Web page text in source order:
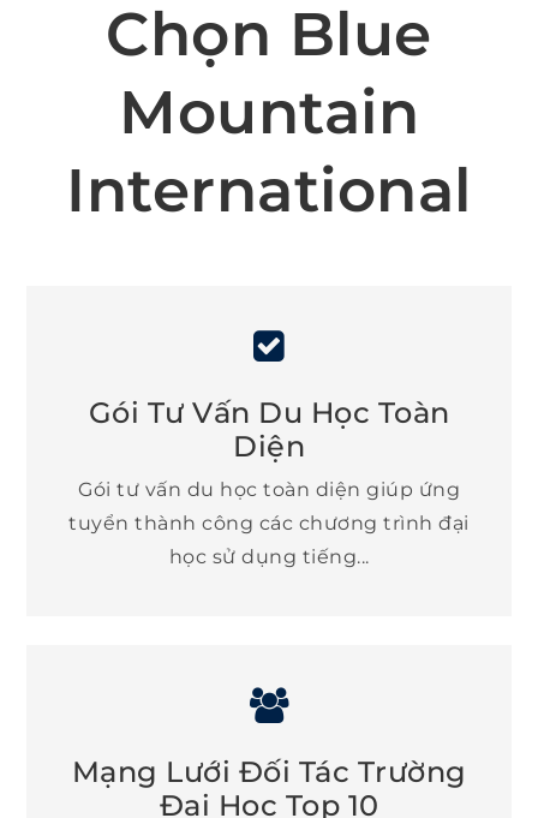
Chọn Blue
Mountain
International
Gói Tư Vấn Du Học Toàn
Diện
Gói tư vấn du học toàn diện giúp ứng
tuyển thành công các chương trình đại
học sử dụng tiếng...
Mạng Lưới Đối Tác Trường
Ðại Học Top 10